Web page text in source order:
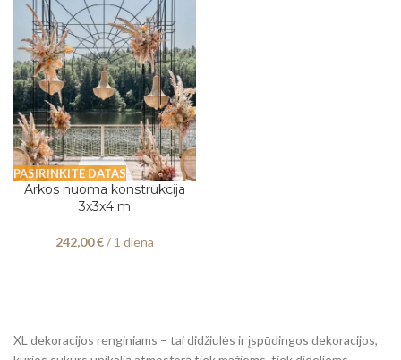
PASIRINKITE DATAS
Arkos nuoma konstrukcija
3x3x4 m
242,00€/ 1 diena
XL dekoracijos renginiams – tai didžiulės ir įspūdingos dekoracijos,